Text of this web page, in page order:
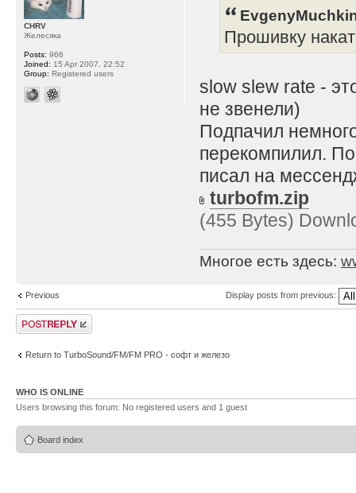
Прошивку
slow slew rate -
не звенели)
Подпачил
перекомпилил.
писал на
turbofm.zip
(455 Bytes)
Многое есть здесь:
CHRV
Желесяка
Posts: 966
Joined: 15 Apr 2007, 22:52
Group: Registered users
Previous Display posts from previous:
Post a reply
Return to TurboSound/FM/FM PRO - софт и железо
WHO IS ONLINE
Users browsing this forum: No registered users and 1 guest
Board index